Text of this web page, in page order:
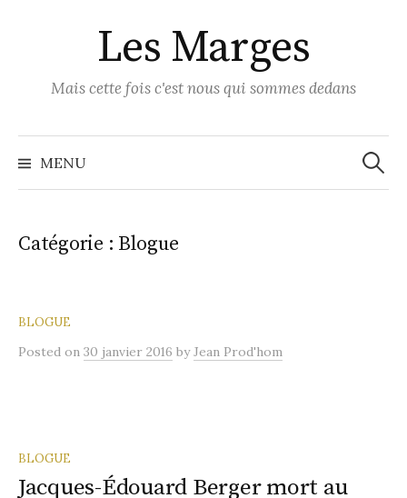
Les Marges
Mais cette fois c'est nous qui sommes dedans
MENU
Catégorie : Blogue
BLOGUE
Posted on 30 janvier 2016 byJean Prod'hom
BLOGUE
Jacques-Édouard Berger mort au